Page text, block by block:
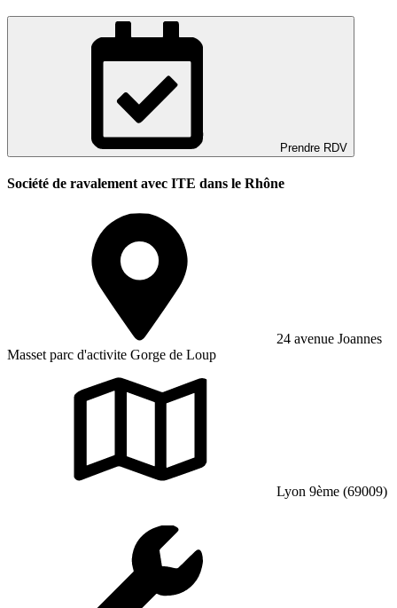
Prendre RDV
Société de ravalement avec ITE dans le Rhône
24 avenue Joannes
Masset parc d'activite Gorge de Loup
Lyon 9ème (69009)